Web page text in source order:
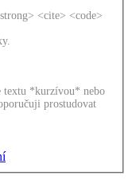
<cite> <code>
textu *kurzívou* nebo
prostudovat